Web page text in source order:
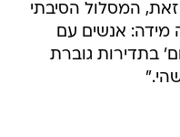
המסלול הסיבתי
מידה: אנשים עם
בתדירות גוברת